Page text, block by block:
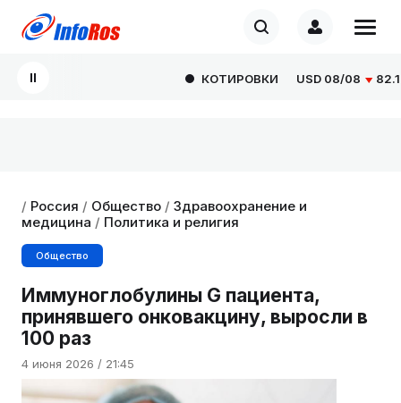
КОТИРОВКИ USD08/08 82.1665
/ Россия / Общество / Здравоохранение и
медицина / Политика и религия
Общество
Иммуноглобулины G пациента,
принявшего онковакцину, выросли в
100 раз
4 июня 2026 / 21:45